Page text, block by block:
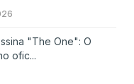
"The One": O
ofic...